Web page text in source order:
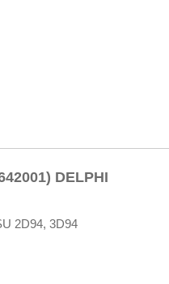
DELPHI
2D94, 3D94